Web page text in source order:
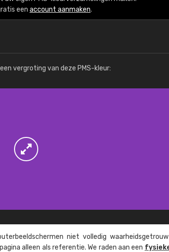
een account aanmaken.
vergroting van deze PMS-kleur:
niet volledig
alleen als referentie. We raden aan een